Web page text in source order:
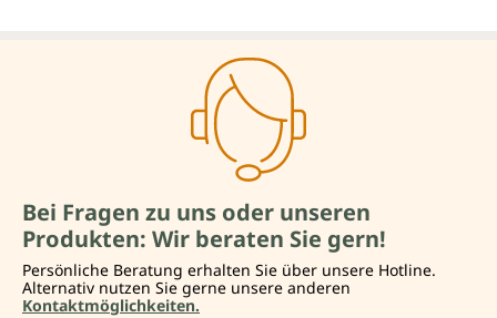
Bei Fragen zu uns oder unseren
Produkten: Wir beraten Sie gern!
Persönliche Beratung erhalten Sie über unsere Hotline.
Alternativ nutzen Sie gerne unsere anderen
Kontaktmöglichkeiten.